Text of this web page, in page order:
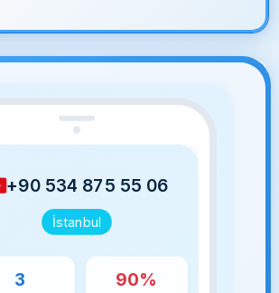
şikayette bulunacağım.
+90 534 875 55 06
İstanbul
3 90%